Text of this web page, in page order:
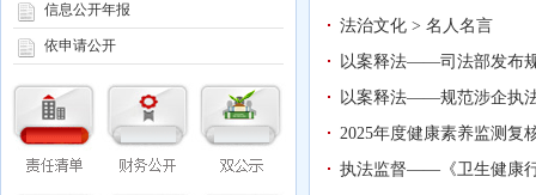
信息公开年报
依申请公开
法治文化 > 名人名言
以案释法——司法部发布
以案释法——规范涉企执
2025年度健康素养监测复
执法监督——《卫生健康